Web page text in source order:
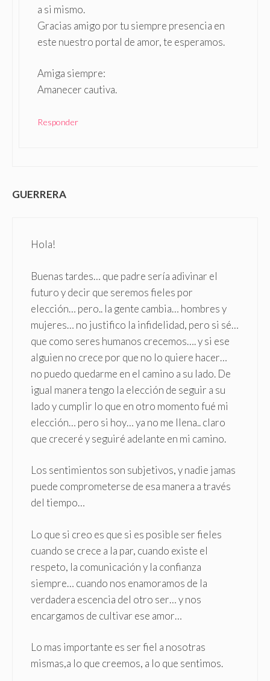
a si mismo.
Gracias amigo por tu siempre presencia en
este nuestro portal de amor, te esperamos.
Amiga siempre:
Amanecer cautiva.
Responder
GUERRERA
Hola!
Buenas tardes… que padre sería adivinar el
futuro y decir que seremos fieles por
elección… pero.. la gente cambia… hombres y
mujeres… no justifico la infidelidad, pero si sé…
que como seres humanos crecemos…. y si ese
alguien no crece por que no lo quiere hacer…
no puedo quedarme en el camino a su lado. De
igual manera tengo la elección de seguir a su
lado y cumplir lo que en otro momento fué mi
elección… pero si hoy… ya no me llena.. claro
que creceré y seguiré adelante en mi camino.
Los sentimientos son subjetivos, y nadie jamas
puede comprometerse de esa manera a través
del tiempo…
Lo que si creo es que si es posible ser fieles
cuando se crece a la par, cuando existe el
respeto, la comunicación y la confianza
siempre… cuando nos enamoramos de la
verdadera escencia del otro ser… y nos
encargamos de cultivar ese amor…
Lo mas importante es ser fiel a nosotras
mismas,a lo que creemos, a lo que sentimos.